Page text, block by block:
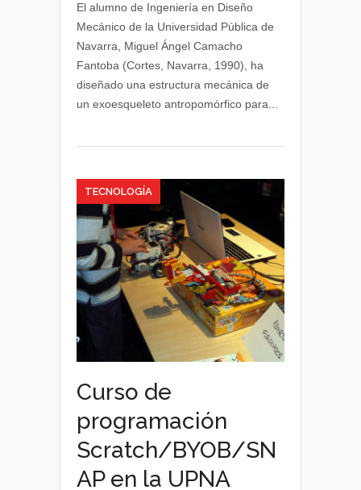
El alumno de Ingeniería en Diseño
Mecánico de la Universidad Pública de
Navarra, Miguel Ángel Camacho
Fantoba (Cortes, Navarra, 1990), ha
diseñado una estructura mecánica de
un exoesqueleto antropomórfico para...
TECNOLOGÍA
Curso de
programación
Scratch/BYOB/SN
AP en la UPNA